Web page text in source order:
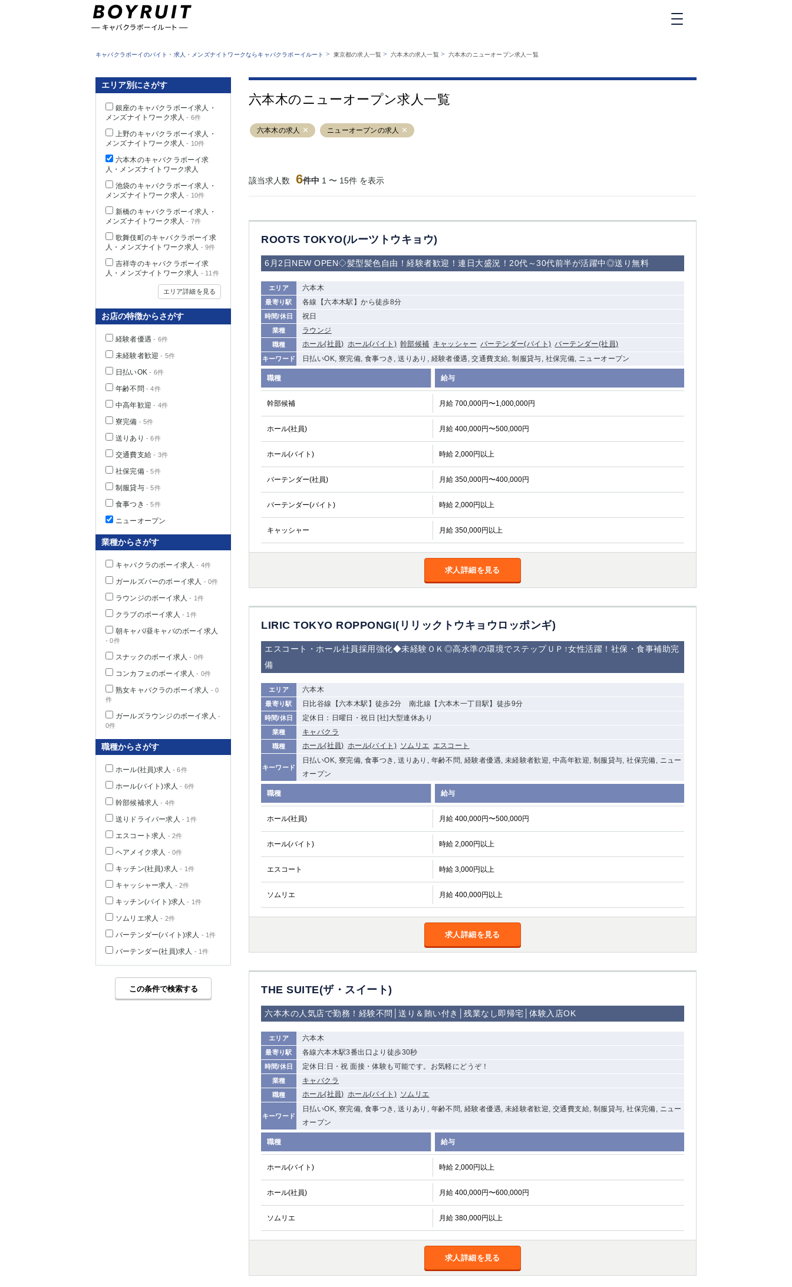
業種から探す
職種から探す
キャバクラボーイルートとは？
サイトマップ
キャバクラボーイのバイト・求人・メンズナイトワークならキャバクラボーイルート > 東京都の求人一覧 >六本木の求人一覧> 六本木のニューオープン求人一覧
六本木のニューオープン求人一覧
六本木の求人 ニューオープンの求人
該当求人数 6件中 1 〜 15件 を表示
ROOTS TOKYO(ルーツトウキョウ)
6月2日NEW OPEN◇髪型髪色自由！経験者歓迎！連日大盛況！20代～30代前半が活躍中◎送り無料
エリア 六本木
最寄り駅 各線【六本木駅】から徒歩8分
時間/休日 祝日
業種 ラウンジ
職種 ホール(社員) ホール(バイト) 幹部候補 キャッシャー バーテンダー(バイト) バーテンダー(社員)
キーワード 日払いOK, 寮完備, 食事つき, 送りあり, 経験者優遇, 交通費支給, 制服貸与, 社保完備, ニューオープン
職種 給与
幹部候補 月給 700,000円〜1,000,000円
ホール(社員) 月給 400,000円〜500,000円
ホール(バイト) 時給 2,000円以上
バーテンダー(社員) 月給 350,000円〜400,000円
バーテンダー(バイト) 時給 2,000円以上
キャッシャー 月給 350,000円以上
求人詳細を見る
LIRIC TOKYO ROPPONGI(リリックトウキョウロッポンギ)
エスコート・ホール社員採用強化◆未経験ＯＫ◎高水準の環境でステップＵＰ↑女性活躍！社保・食事補助完
備
エリア 六本木
最寄り駅 日比谷線【六本木駅】徒歩2分 南北線【六本木一丁目駅】徒歩9分
時間/休日 定休日：日曜日・祝日 [社]大型連休あり
業種 キャバクラ
職種 ホール(社員) ホール(バイト) ソムリエ エスコート
キーワード
日払いOK, 寮完備, 食事つき, 送りあり, 年齢不問, 経験者優遇, 未経験者歓迎, 中高年歓迎, 制服貸与, 社保完備, ニュー
オープン
職種 給与
ホール(社員) 月給 400,000円〜500,000円
ホール(バイト) 時給 2,000円以上
エスコート 時給 3,000円以上
ソムリエ 月給 400,000円以上
求人詳細を見る
THE SUITE(ザ・スイート)
六本木の人気店で勤務！経験不問│送り＆賄い付き│残業なし即帰宅│体験入店OK
エリア 六本木
最寄り駅 各線六本木駅3番出口より徒歩30秒
時間/休日 定休日:日・祝 面接・体験も可能です。お気軽にどうぞ！
業種 キャバクラ
職種 ホール(社員) ホール(バイト) ソムリエ
キーワード
日払いOK, 寮完備, 食事つき, 送りあり, 年齢不問, 経験者優遇, 未経験者歓迎, 交通費支給, 制服貸与, 社保完備, ニュー
オープン
職種 給与
ホール(バイト) 時給 2,000円以上
ホール(社員) 月給 400,000円〜600,000円
ソムリエ 月給 380,000円以上
求人詳細を見る
エリア別にさがす
銀座のキャバクラボーイ求人・
メンズナイトワーク求人 - 6件
上野のキャバクラボーイ求人・
メンズナイトワーク求人 - 10件
六本木のキャバクラボーイ求
人・メンズナイトワーク求人
池袋のキャバクラボーイ求人・
メンズナイトワーク求人 - 10件
新橋のキャバクラボーイ求人・
メンズナイトワーク求人 - 7件
歌舞伎町のキャバクラボーイ求
人・メンズナイトワーク求人 - 9件
吉祥寺のキャバクラボーイ求
人・メンズナイトワーク求人 - 11件
エリア詳細を見る
お店の特徴からさがす
経験者優遇 - 6件
未経験者歓迎 - 5件
日払いOK - 6件
年齢不問 - 4件
中高年歓迎 - 4件
寮完備 - 5件
送りあり - 6件
交通費支給 - 3件
社保完備- 5件
制服貸与- 5件
食事つき - 5件
ニューオープン
業種からさがす
キャバクラのボーイ求人 - 4件
ガールズバーのボーイ求人 - 0件
ラウンジのボーイ求人 - 1件
クラブのボーイ求人 - 1件
朝キャバ/昼キャバのボーイ求人
- 0件
スナックのボーイ求人 - 0件
コンカフェのボーイ求人 - 0件
熟女キャバクラのボーイ求人 - 0
件
ガールズラウンジのボーイ求人 -
0件
職種からさがす
ホール(社員)求人 - 6件
ホール(バイト)求人 - 6件
幹部候補求人 - 4件
送りドライバー求人 - 1件
エスコート求人 - 2件
ヘアメイク求人 - 0件
キッチン(社員)求人 - 1件
キャッシャー求人 - 2件
キッチン(バイト)求人 - 1件
ソムリエ求人 - 2件
バーテンダー(バイト)求人 - 1件
バーテンダー(社員)求人 - 1件
この条件で検索する
東京都 銀座 上野 六本木 池袋
立川
千葉中央 門前仲町
大山
赤坂
ひばりヶ丘（北
学芸大学
の好立地！
「赤羽駅」から
徒歩2分 ②東
京メトロ南北線
「赤羽岩淵駅」
から徒歩10分
口）
宿
①歌舞伎町 ②
新宿
①東武練馬 ②
成増・板橋 ③
大山 ②池袋
下赤塚 竹ノ塚 三鷹 亀戸
水道橋
荻窪
浅草 新小岩 幡ヶ谷
祖師ヶ谷大蔵
五井
関内 横浜 川崎 溝の口
本厚木
新横浜
武蔵小杉
小田原
横浜・桜木町
関内・馬車道・
日ノ出町
武蔵新城 元住吉
茅ヶ崎 戸塚 たまプラーザ 大船
相模原
厚木
桜木町
大宮 川越
獨協大学前＜草
加松原＞
千葉県 千葉
茂原
松戸 八千代台 本八幡
東金
浦安
宇都宮 小山
東武宇都宮（宇
茨城県 土浦
群馬県 高崎 館林
該当求人 0件 選択した内容で設定